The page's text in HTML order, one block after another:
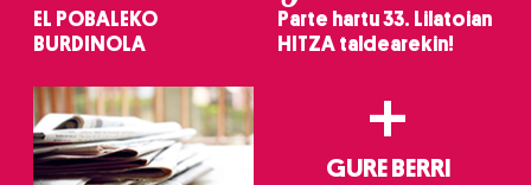
EL POBALEKO
BURDINOLA
Parte hartu 33. Lilatoian
HITZA taldearekin!
+
GURE BERRI